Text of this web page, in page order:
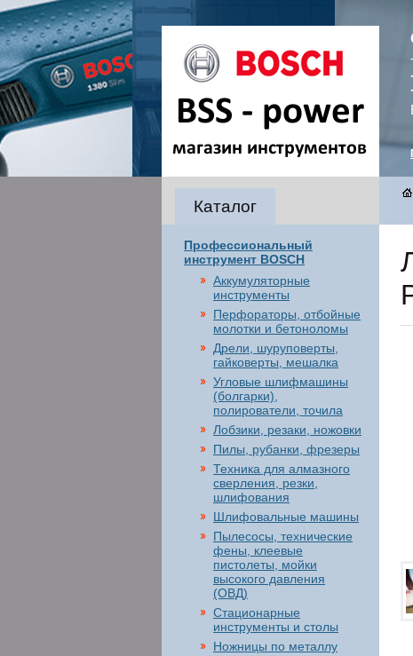
Каталог
Профессиональный
инструмент BOSCH
Аккумуляторные
инструменты
Перфораторы, отбойные
молотки и бетоноломы
Дрели, шуруповерты,
гайковерты, мешалка
Угловые шлифмашины
(болгарки),
полирователи, точила
Лобзики, резаки, ножовки
Пилы, рубанки, фрезеры
Техника для алмазного
сверления, резки,
шлифования
Шлифовальные машины
Пылесосы, технические
фены, клеевые
пистолеты, мойки
высокого давления
(ОВД)
Стационарные
инструменты и столы
Ножницы по металлу